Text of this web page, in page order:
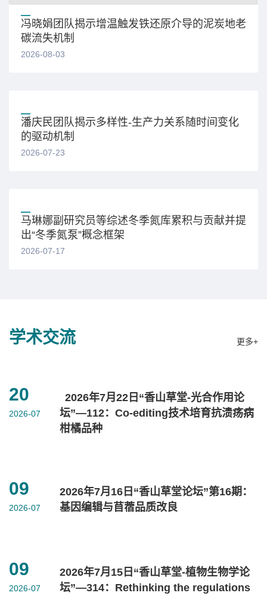
冯晓娟团队揭示增温触发铁还原介导的泥炭地老
碳流失机制
2026-08-03
潘庆民团队揭示多样性-生产力关系随时间变化
的驱动机制
2026-07-23
马琳娜副研究员等综述冬季氮库累积与贡献并提
出“冬季氮泵”概念框架
2026-07-17
学术交流 更多+
20
2026-07
2026年7月22日“香山草堂-光合作用论
坛”—112：Co-editing技术培育抗溃疡病
柑橘品种
09
2026-07
2026年7月16日“香山草堂论坛”第16期：
基因编辑与苜蓿品质改良
09
2026-07
2026年7月15日“香山草堂-植物生物学论
坛”—314：Rethinking the regulations